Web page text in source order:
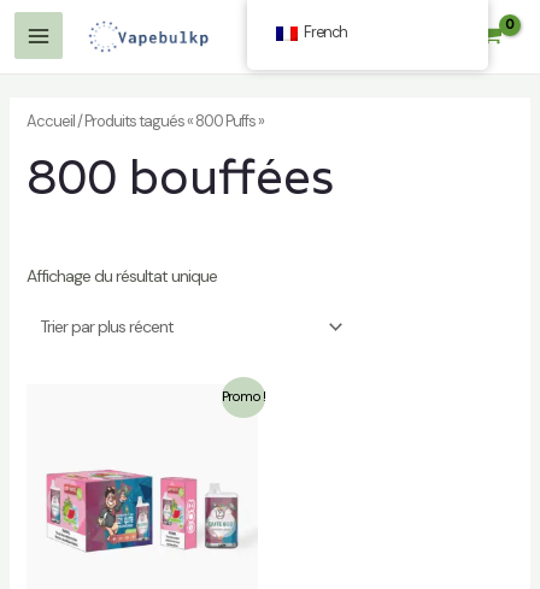
Aller
Menu
Accueil/ Produits tagués « 800 Puffs »
800 bouffées
Affichage du résultat unique
Promo !
French